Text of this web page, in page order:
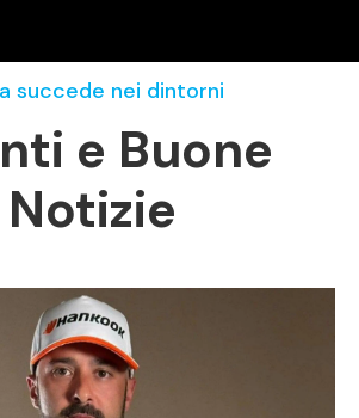
succede nei dintorni
e Buone
Notizie